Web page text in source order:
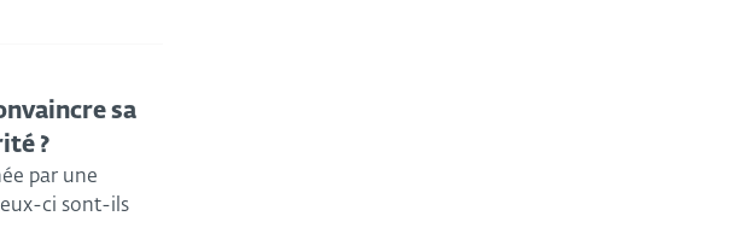
sa
?
par une
ci sont-ils